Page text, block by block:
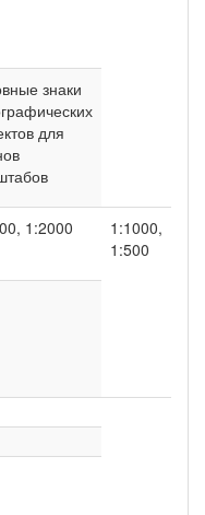
знаки
для
1:2000
1:1000,
1:500